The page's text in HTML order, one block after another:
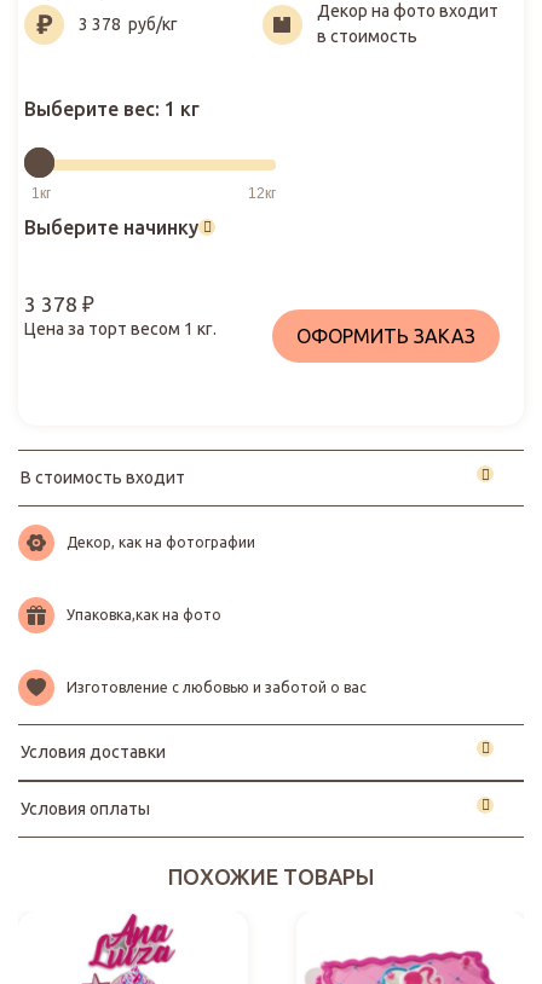
3 378₽
3 378 руб/кг
Декор на фото входит
в стоимость
Выберите вес: 1 кг
Выберите начинку
3 378 ₽
Цена за торт весом 1 кг. ОФОРМИТЬ ЗАКАЗ
В стоимость входит
Декор, как на фотографии
Упаковка,как на фото
Изготовление с любовью и заботой о вас
Условия доставки
Условия оплаты
ПОХОЖИЕ ТОВАРЫ